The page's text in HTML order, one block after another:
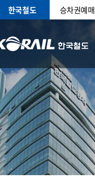
한국철도 승차권예매
CEO